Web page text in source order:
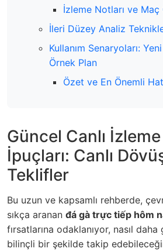
İzleme Notları ve Maç
İleri Düzey Analiz
Kullanım Senaryoları:
Örnek Plan
Özet ve En Önemli
Güncel Canlı
İpuçları: Canlı
Teklifler
Bu uzun ve kapsamlı rehberde,
sıkça aranan đá gà trực tiếp hôm
fırsatlarına odaklanıyor, nasıl
bilinçli bir şekilde takip